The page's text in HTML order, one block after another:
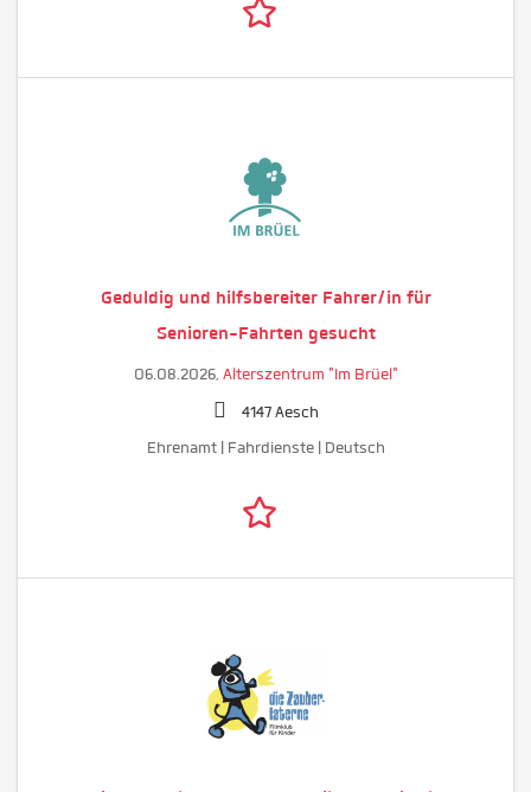
Geduldig und hilfsbereiter Fahrer/in für
Senioren-Fahrten gesucht
06.08.2026, Alterszentrum "Im Brüel"
4147 Aesch
Ehrenamt | Fahrdienste | Deutsch